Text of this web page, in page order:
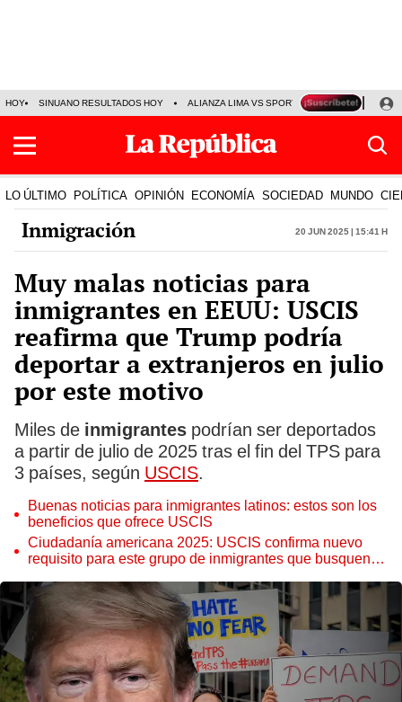
HOY SINUANO RESULTADOS HOY ALIANZA LIMA VS SPORT BOYS JORGE
LO ÚLTIMO POLÍTICA OPINIÓN ECONOMÍA SOCIEDAD MUNDO
Inmigración 20 Jun 2025 | 15:41 h
Muy malas noticias para
inmigrantes en EEUU: USCIS
reafirma que Trump podría
deportar a extranjeros en julio
por este motivo
Miles de inmigrantes podrían ser deportados
a partir de julio de 2025 tras el fin del TPS para
3 países, según USCIS.
Buenas noticias para inmigrantes latinos: estos son los
beneficios que ofrece USCIS
Ciudadanía americana 2025: USCIS confirma nuevo
requisito para este grupo de inmigrantes que busquen la